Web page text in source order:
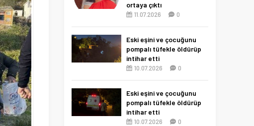
ortaya çıktı
11.07.2026 0
Eski eşini ve çocuğunu
pompalı tüfekle öldürüp
intihar etti
10.07.2026 0
Eski eşini ve çocuğunu
pompalı tüfekle öldürüp
intihar etti
10.07.2026 0